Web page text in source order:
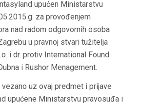
upućen Ministarstvu
za provođenjem
nad radom odgovornih osoba
u pravnoj stvari tužitelja
i dr. protiv International Found
i Rushor Menagement.
uz ovaj predmet i prijave
upućene Ministarstvu pravosuđa i